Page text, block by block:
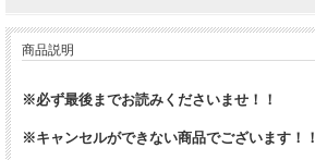
商品説明
※必ず最後までお読みくださいませ！！
※キャンセルができない商品でございます！！